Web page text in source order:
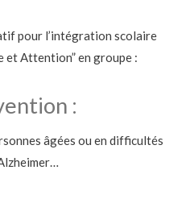
pour l’intégration scolaire
et Attention” en groupe :
:
âgées ou en difficultés